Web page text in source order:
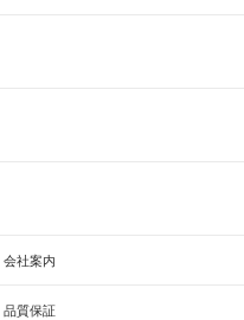
会社案内
品質保証